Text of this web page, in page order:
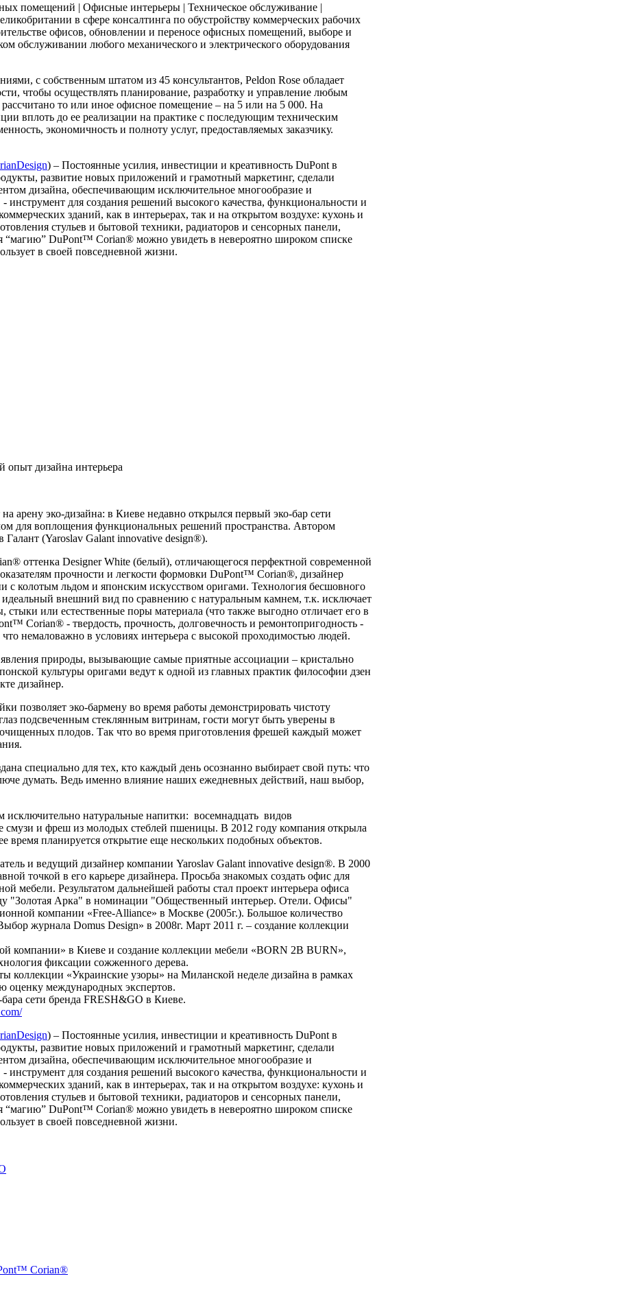
помещений | Офисные интерьеры | Техническое обслуживание |
в сфере консалтинга по обустройству коммерческих рабочих
офисов, обновлении и переносе офисных помещений, выборе и
обслуживании любого механического и электрического оборудования
с собственным штатом из 45 консультантов, Peldon Rose обладает
чтобы осуществлять планирование, разработку и управление любым
рассчитано то или иное офисное помещение – на 5 или на 5 000. На
вплоть до ее реализации на практике с последующим техническим
экономичность и полноту услуг, предоставляемых заказчику.
) – Постоянные усилия, инвестиции и креативность DuPont в
развитие новых приложений и грамотный маркетинг, сделали
дизайна, обеспечивающим исключительное многообразие и
для создания решений высокого качества, функциональности и
зданий, как в интерьерах, так и на открытом воздухе: кухонь и
стульев и бытовой техники, радиаторов и сенсорных панели,
“магию” DuPont™ Corian® можно увидеть в невероятно широком списке
в своей повседневной жизни.
дизайна интерьера
эко-дизайна: в Киеве недавно открылся первый эко-бар сети
для воплощения функциональных решений пространства. Автором
Галант (Yaroslav Galant innovative design®).
оттенка Designer White (белый), отличающегося перфектной современной
прочности и легкости формовки DuPont™ Corian®, дизайнер
колотым льдом и японским искусством оригами. Технология бесшовного
внешний вид по сравнению с натуральным камнем, т.к. исключает
или естественные поры материала (что также выгодно отличает его в
Corian® - твердость, прочность, долговечность и ремонтопригодность -
немаловажно в условиях интерьера с высокой проходимостью людей.
природы, вызывающие самые приятные ассоциации – кристально
культуры оригами ведут к одной из главных практик философии дзен
дизайнер.
позволяет эко-бармену во время работы демонстрировать чистоту
подсвеченным стеклянным витринам, гости могут быть уверены в
плодов. Так что во время приготовления фрешей каждый может
специально для тех, кто каждый день осознанно выбирает свой путь: что
думать. Ведь именно влияние наших ежедневных действий, наш выбор,
натуральные напитки: восемнадцать видов
и фреш из молодых стеблей пшеницы. В 2012 году компания открыла
планируется открытие еще нескольких подобных объектов.
и ведущий дизайнер компании Yaroslav Galant innovative design®. В 2000
точкой в его карьере дизайнера. Просьба знакомых создать офис для
мебели. Результатом дальнейшей работы стал проект интерьера офиса
"Золотая Арка" в номинации "Общественный интерьер. Отели. Офисы"
компании «Free-Alliance» в Москве (2005г.). Большое количество
журнала Domus Design» в 2008г. Март 2011 г. – создание коллекции
компании» в Киеве и создание коллекции мебели «BORN 2B BURN»,
фиксации сожженного дерева.
коллекции «Украинские узоры» на Миланской неделе дизайна в рамках
оценку международных экспертов.
сети бренда FRESH&GO в Киеве.
) – Постоянные усилия, инвестиции и креативность DuPont в
развитие новых приложений и грамотный маркетинг, сделали
дизайна, обеспечивающим исключительное многообразие и
для создания решений высокого качества, функциональности и
зданий, как в интерьерах, так и на открытом воздухе: кухонь и
стульев и бытовой техники, радиаторов и сенсорных панели,
“магию” DuPont™ Corian® можно увидеть в невероятно широком списке
в своей повседневной жизни.
Corian®